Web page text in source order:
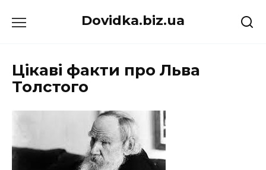
до
Dovidka.biz.ua
Цікаві факти про Льва
Толстого